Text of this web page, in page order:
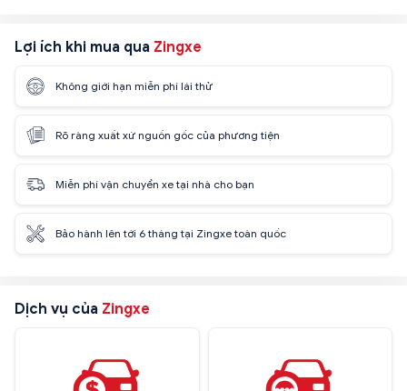
Lợi ích khi mua qua Zingxe
Không giới hạn miễn phí lái thử
Rõ ràng xuất xứ nguồn gốc của phương tiện
Miễn phí vận chuyển xe tại nhà cho bạn
Bảo hành lên tới 6 tháng tại Zingxe toàn quốc
Dịch vụ của Zingxe